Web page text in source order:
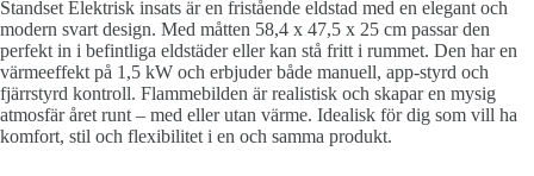
Standset Elektrisk insats är en fristående eldstad med en elegant och
modern svart design. Med måtten 58,4 x 47,5 x 25 cm passar den
perfekt in i befintliga eldstäder eller kan stå fritt i rummet. Den har en
värmeeffekt på 1,5 kW och erbjuder både manuell, app-styrd och
fjärrstyrd kontroll. Flammebilden är realistisk och skapar en mysig
atmosfär året runt – med eller utan värme. Idealisk för dig som vill ha
komfort, stil och flexibilitet i en och samma produkt.